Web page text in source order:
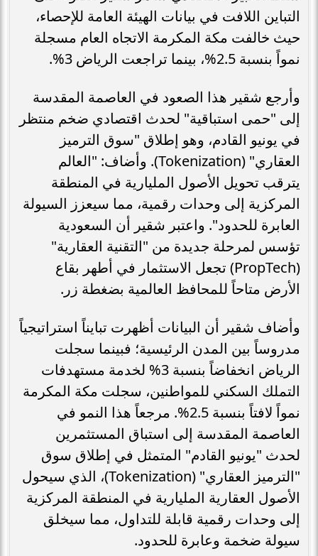
التباين اللافت في بيانات الهيئة العامة للإحصاء،
حيث خالفت مكة المكرمة الاتجاه العام مسجلة
نمواً بنسبة 2.5%، بينما تراجعت الرياض 3%.
وأرجع شقير هذا الصعود في العاصمة المقدسة
إلى "حمى استباقية" لحدث اقتصادي ضخم منتظر
في يونيو القادم، وهو إطلاق "سوق الترميز
العقاري" (Tokenization). وأضاف: "العالم
يترقب تحويل الأصول المليارية في المنطقة
المركزية إلى وحدات رقمية، مما سيعزز السيولة
العابرة للحدود". واعتبر شقير أن السعودية
تؤسس لمرحلة جديدة من "التقنية العقارية"
(PropTech) تجعل الاستثمار في أطهر بقاع
الأرض متاحاً للمحافظ العالمية بضغطة زر.
وأضاف شقير أن البيانات أظهرت تبايناً استراتيجياً
مدروساً بين المدن الرئيسية؛ فبينما سجلت
الرياض انخفاضاً بنسبة 3% لخدمة مستهدفات
التملك السكني للمواطنين، سجلت مكة المكرمة
نمواً لافتاً بنسبة 2.5%. مرجعاً هذا النمو في
العاصمة المقدسة إلى استباق المستثمرين
لحدث "يونيو القادم" المتمثل في إطلاق سوق
"الترميز العقاري" (Tokenization)، الذي سيحول
الأصول العقارية المليارية في المنطقة المركزية
إلى وحدات رقمية قابلة للتداول، مما سيخلق
سيولة ضخمة وعابرة للحدود.